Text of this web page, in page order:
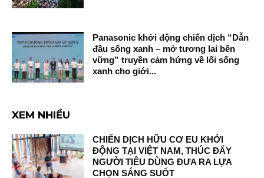
Panasonic khởi động chiến dịch “Dẫn
đầu sống xanh – mở tương lai bền
vững” truyền cảm hứng về lối sống
xanh cho giới...
XEM NHIỀU
CHIẾN DỊCH HỮU CƠ EU KHỞI
ĐỘNG TẠI VIỆT NAM, THÚC ĐẨY
NGƯỜI TIÊU DÙNG ĐƯA RA LỰA
CHỌN SÁNG SUỐT